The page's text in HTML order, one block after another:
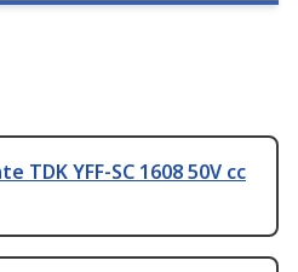
TDK YFF-SC 1608 50V cc